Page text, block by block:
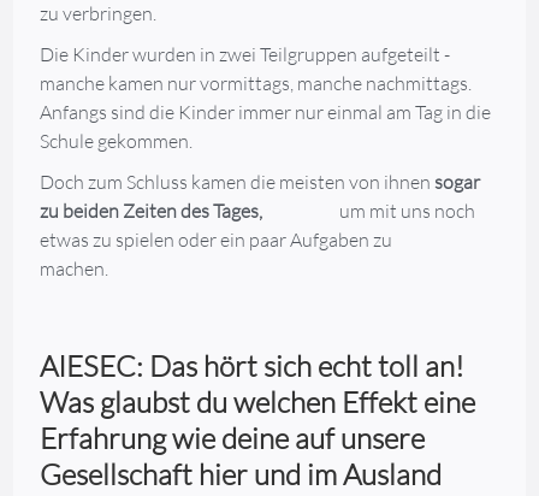
zu verbringen.
Die Kinder wurden in zwei Teilgruppen aufgeteilt -
manche kamen nur vormittags, manche nachmittags.
Anfangs sind die Kinder immer nur einmal am Tag in die
Schule gekommen.
Doch zum Schluss kamen die meisten von ihnensogar
zu beiden Zeiten des Tages,
um mit uns noch
etwas zu spielen oder ein paar Aufgaben zu
machen.
AIESEC: Das hört sich echt toll an!
Was glaubst du welchen Effekt eine
Erfahrung wie deine auf unsere
Gesellschaft hier und im Ausland